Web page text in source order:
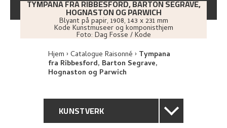
TYMPANA FRA RIBBESFORD, BARTON SEGRAVE,
HOGNASTON OG PARWICH
Blyant på papir, 1908, 143 x 231 mm
Kode Kunstmuseer og komponisthjem
Foto:Dag Fosse / Kode
Hjem Catalogue Raisonné Tympana
fra Ribbesford, Barton Segrave,
Hognaston og Parwich
KUNSTVERK